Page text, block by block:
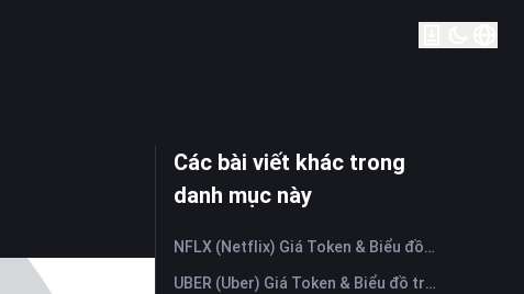
Các bài viết khác trong
danh mục này
NFLX (Netflix) Giá Token & Biểu đồ trực tiếp mới nhất
UBER (Uber) Giá Token & Biểu đồ trực tiếp mới nhất